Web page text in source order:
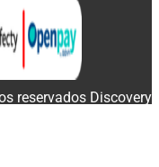
reservados Discovery